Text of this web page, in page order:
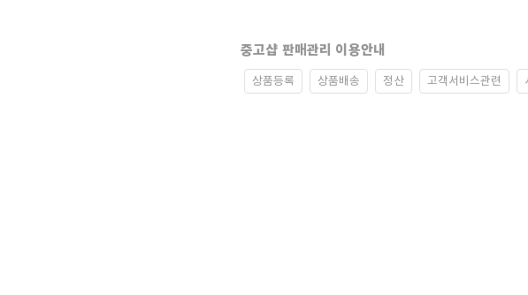
중고샵 판매관리 이용안내
상품등록 상품배송 정산 고객서비스관련